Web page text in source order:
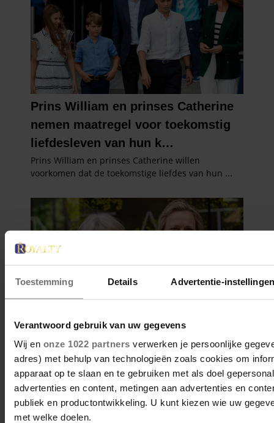
Toestemming Details Advertentie-instellingen
Verantwoord gebruik van uw gegevens
Wij en onze 1022 partners verwerken je persoonlijke
adres) met behulp van technologieën zoals cookies om
apparaat op te slaan en te gebruiken met als doel
advertenties en content, metingen aan advertenties en
publiek en productontwikkeling. U kunt kiezen wie uw
met welke doelen.